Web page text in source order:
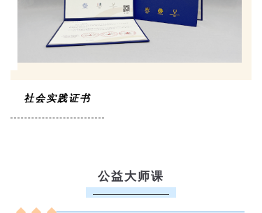
社会实践证书
公益大师课